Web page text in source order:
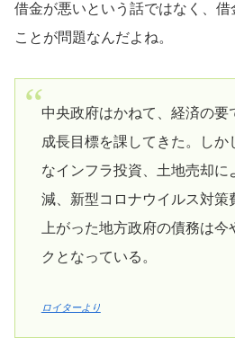
借金が悪いという話ではなく、
ことが問題なんだよね。
中央政府はかねて、経済の要
成長目標を課してきた。しか
なインフラ投資、土地売却に
減、新型コロナウイルス対策
上がった地方政府の債務は
クとなっている。
ロイターより